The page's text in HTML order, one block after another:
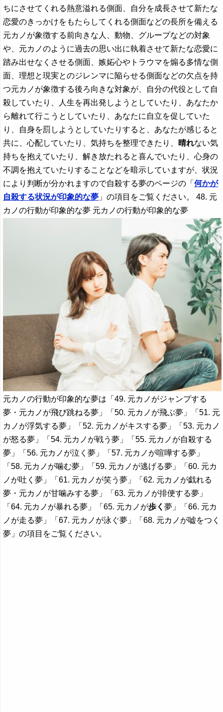
ちにさせてくれる熱意溢れる側面、自分を成長させて新たな
恋愛のきっかけをもたらしてくれる側面などの長所を備える
元カノが象徴する前向きな人、動物、グループなどの対象
や、元カノのように過去の思い出に執着させて新たな恋愛に
踏み出せなくさせる側面、嫉妬心やトラウマを煽る多情な側
面、理想と現実とのジレンマに陥らせる側面などの欠点を持
つ元カノが象徴する後ろ向きな対象が、自分の代役として自
殺していたり、人生を再出発しようとしていたり、あなたか
ら離れて行こうとしていたり、あなたに自立を促していた
り、自身を罰しようとしていたりすると、あなたが感じると
共に、心配していたり、気持ちを整理できたり、
晴れない気
持ちを抱えていたり、解き放たれると喜んでいたり、心身の
不調を抱えていたりすることなどを暗示していますが、状況
により判断が分かれますので自殺する夢のページの「何かが
自殺する状況が印象的な夢 」の項目をご覧ください。 48. 元
カノの行動が印象的な夢 元カノの行動が印象的な夢
元カノの行動が印象的な夢は「49. 元カノがジャンプする
夢・元カノが飛び跳ねる夢」「50. 元カノが飛ぶ夢」「51. 元
カノが浮気する夢」「52. 元カノがキスする夢」「53. 元カノ
が怒る夢」「54. 元カノが戦う夢」「55. 元カノが自殺する
夢」「56. 元カノが泣く夢」「57. 元カノが喧嘩する夢」
「58. 元カノが噛む夢」「59. 元カノが逃げる夢」「60. 元カ
ノが吐く夢」「61. 元カノが笑う夢」「62. 元カノが戯れる
夢・元カノが甘噛みする夢」「63. 元カノが排便する夢」
「64. 元カノが暴れる夢」「65. 元カノが歩く夢」「66. 元カ
ノが走る夢」「67. 元カノが泳ぐ夢」「68. 元カノが嘘をつく
夢」の項目をご覧ください。